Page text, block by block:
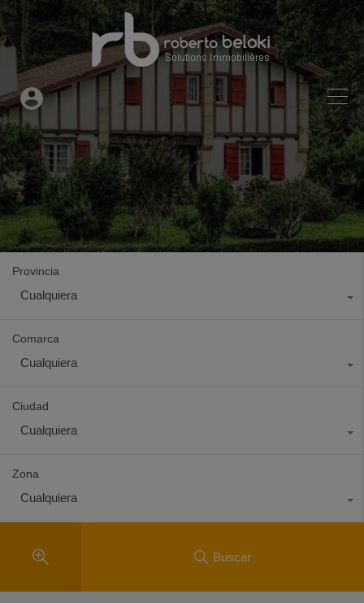
Provincia
Cualquiera
Comarca
Cualquiera
Ciudad
Cualquiera
Zona
Cualquiera
Buscar